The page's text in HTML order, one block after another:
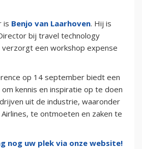
is Benjo van Laarhoven. Hij is
bij travel technology
een workshop expense
op 14 september biedt een
kennis en inspiratie op te doen
uit de industrie, waaronder
te ontmoeten en zaken te
nog uw plek via onze website!